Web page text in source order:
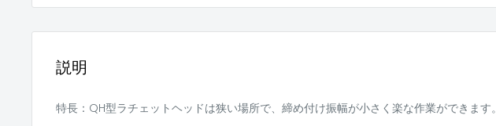
説明
特長：QH型ラチェットヘッドは狭い場所で、締め付け振幅が小さく楽な作業ができます。